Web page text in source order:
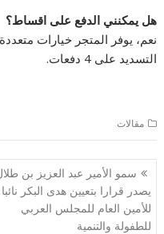
هل يمكنني الدفع على اقساط؟
نعم، يوفر المتجر خيارات متعددة
التسديد على 4 دفعات.
مقالات
تصفّح
المقالات
سمو الأمير عبد العزيز بن
يصدر قرارا بتعيين هدى البكر نائبا
للأمين العام للمجلس العربي
للطفولة والتنمية